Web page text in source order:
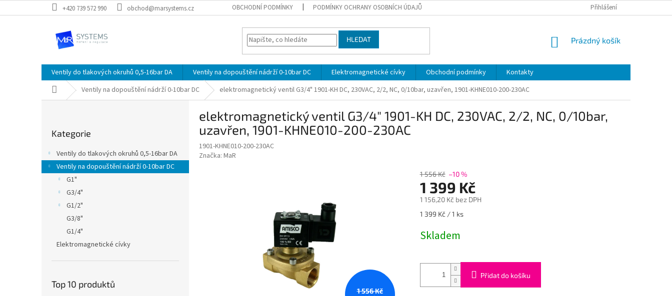
na
+420 739 572 990 obchod@marsystems.cz OBCHODNÍ PODMÍNKY PODMÍNKY OCHRANY OSOBNÍCH ÚDAJŮ Přihlášení
HLEDAT
NÁKUPNÍ
Prázdný košík
Ventily do tlakových okruhů 0,5-16bar DA Ventily na dopouštění nádrží 0-10bar DC Elektromagnetické cívky Obchodní podmínky
Kontakty
Domů Ventily na dopouštění nádrží 0-10bar DC elektromagnetický ventil G3/4" 1901-KH DC, 230VAC, 2/2, NC, 0/10bar, uzavřen, 1901-KHNE010-200-230AC
a
n
kategorie
Kategorie
Ventily do tlakových okruhů 0,5-16bar DA
Ventily na dopouštění nádrží 0-10bar DC
G1"
G3/4"
G1/2"
G3/8"
G1/4"
Elektromagnetické cívky
Top 10 produktů
elektromagnetický ventil G3/4" 1901-KH DC, 230VAC, 2/2, NC, 0/10bar,
uzavřen, 1901-KHNE010-200-230AC
1901-KHNE010-200-230AC
Značka: MaR
1 556 Kč
1 556 Kč –10 %
1 399 Kč
1 156,20 Kč bez DPH
Měrná
1 399 Kč / 1 ks
Skladem
Přidat do košíku